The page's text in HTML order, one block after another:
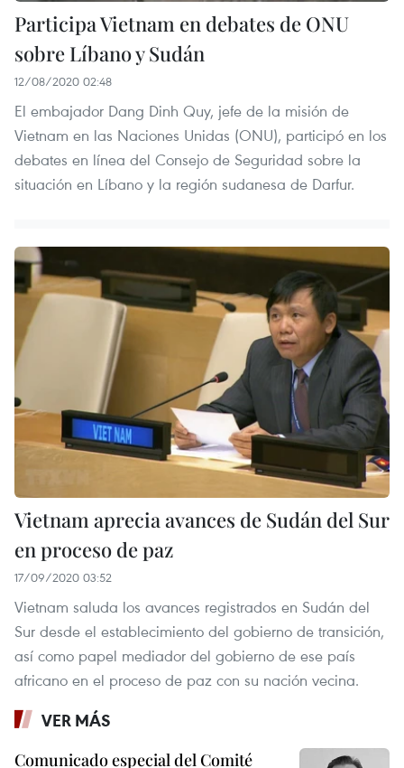
Participa Vietnam en debates de ONU
sobre Líbano y Sudán
12/08/2020 02:48
El embajador Dang Dinh Quy, jefe de la misión de
Vietnam en las Naciones Unidas (ONU), participó en los
debates en línea del Consejo de Seguridad sobre la
situación en Líbano y la región sudanesa de Darfur.
Vietnam aprecia avances de Sudán del Sur
en proceso de paz
17/09/2020 03:52
Vietnam saluda los avances registrados en Sudán del
Sur desde el establecimiento del gobierno de transición,
así como papel mediador del gobierno de ese país
africano en el proceso de paz con su nación vecina.
VER MÁS
Comunicado especial del Comité